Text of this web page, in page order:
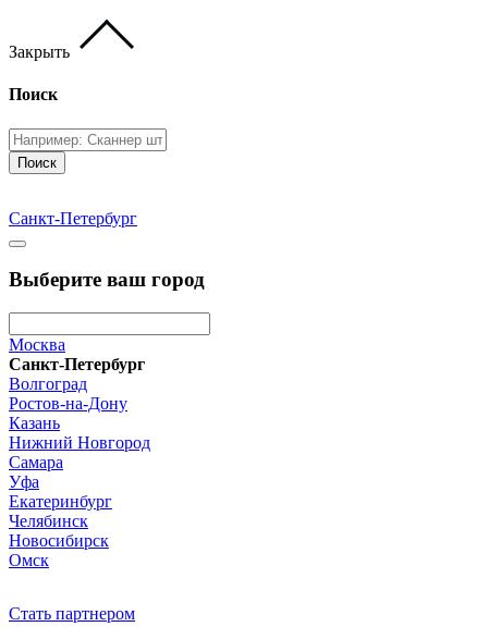
Закрыть
Поиск
Поиск
Санкт-Петербург
Выберите ваш город
Москва
Санкт-Петербург
Волгоград
Ростов-на-Дону
Казань
Нижний Новгород
Самара
Уфа
Екатеринбург
Челябинск
Новосибирск
Омск
Стать партнером